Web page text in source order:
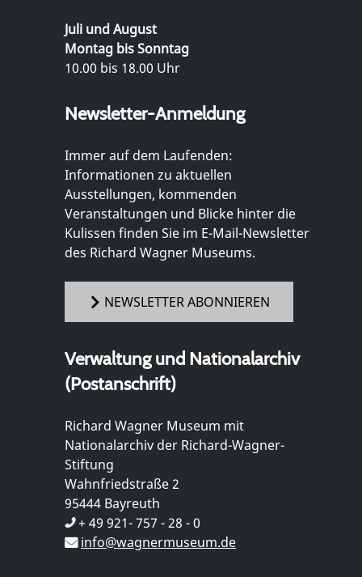
Juli und August
Montag bis Sonntag
10.00 bis 18.00 Uhr
Newsletter-Anmeldung
Immer auf dem Laufenden:
Informationen zu aktuellen
Ausstellungen, kommenden
Veranstaltungen und Blicke hinter die
Kulissen finden Sie im E-Mail-Newsletter
des Richard Wagner Museums.
NEWSLETTER ABONNIEREN
Verwaltung und Nationalarchiv
(Postanschrift)
Richard Wagner Museum mit
Nationalarchiv der Richard-Wagner-
Stiftung
Wahnfriedstraße 2
95444 Bayreuth
+ 49 921- 757 - 28 - 0
info@wagnermuseum.de